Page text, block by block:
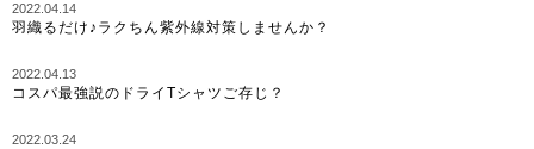
2022.04.14
羽織るだけ♪ラクちん紫外線対策しませんか？
2022.04.13
コスパ最強説のドライTシャツご存じ？
2022.03.24